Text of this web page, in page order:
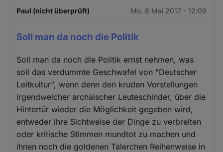
Paul (nicht überprüft) Mo. 8 Mai 2017 - 12:09
Soll man da noch die Politik
Soll man da noch die Politik ernst nehmen, was
soll das verdummte Geschwafel von "Deutscher
Leitkultur", wenn denn den kruden Vorstellungen
irgendwelcher archaischer Leuteschinder, über die
Hintertür wieder die Möglichkeit gegeben wird,
entweder ihre Sichtweise der Dinge zu verbreiten
oder kritische Stimmen mundtot zu machen und
ihnen noch die goldenen Talerchen Reihenweise in